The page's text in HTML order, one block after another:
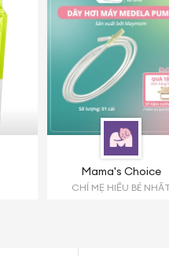
Mama's Choice
CHỈ MẸ HIỂU BÉ NHẤT